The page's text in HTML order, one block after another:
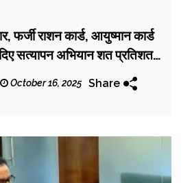
फर्जी राशन कार्ड, आयुष्मान कार्ड
सत्यापन अभियान शत प्रतिशत
October 16, 2025 Share